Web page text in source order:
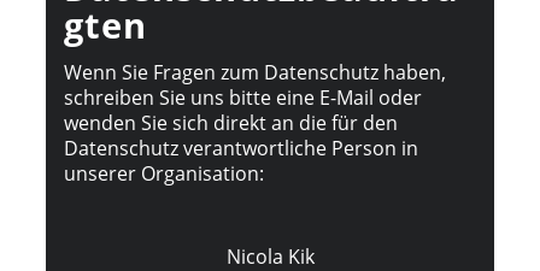
gten
Wenn Sie Fragen zum Datenschutz haben,
schreiben Sie uns bitte eine E-Mail oder
wenden Sie sich direkt an die für den
Datenschutz verantwortliche Person in
unserer Organisation:
Nicola Kik